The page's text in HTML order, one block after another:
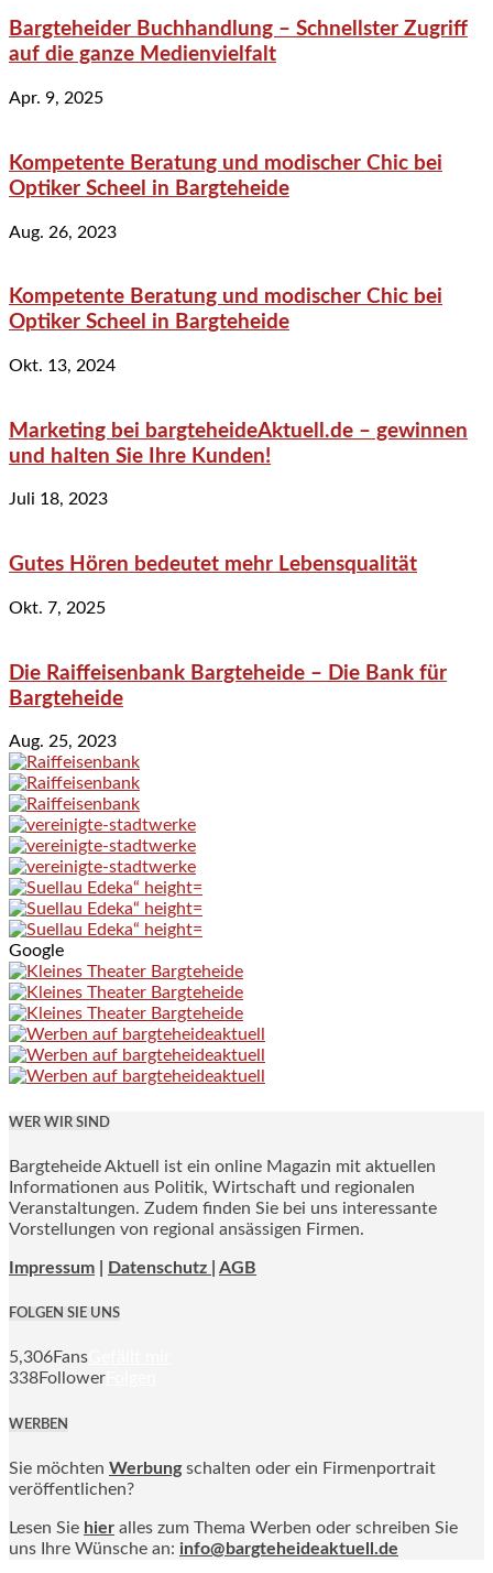
Bargteheider Buchhandlung – Schnellster Zugriff
auf die ganze Medienvielfalt
Apr. 9, 2025
Kompetente Beratung und modischer Chic bei
Optiker Scheel in Bargteheide
Aug. 26, 2023
Kompetente Beratung und modischer Chic bei
Optiker Scheel in Bargteheide
Okt. 13, 2024
Marketing bei bargteheideAktuell.de – gewinnen
und halten Sie Ihre Kunden!
Juli 18, 2023
Gutes Hören bedeutet mehr Lebensqualität
Okt. 7, 2025
Die Raiffeisenbank Bargteheide – Die Bank für
Bargteheide
Aug. 25, 2023
Google
WER WIR SIND
Bargteheide Aktuell ist ein online Magazin mit aktuellen
Informationen aus Politik, Wirtschaft und regionalen
Veranstaltungen. Zudem finden Sie bei uns interessante
Vorstellungen von regional ansässigen Firmen.
Impressum Datenschutz | AGB
FOLGEN SIE UNS
5,306Fans
338Follower
WERBEN
Sie möchten Werbung schalten oder ein Firmenportrait
veröffentlichen?
Lesen Sie hier alles zum Thema Werben oder schreiben Sie
uns Ihre Wünsche an: info@bargteheideaktuell.de